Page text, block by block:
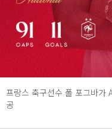
프랑스 축구선수 폴 포그바가
공